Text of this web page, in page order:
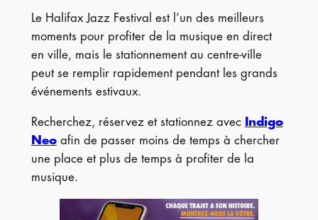
Le Halifax Jazz Festival est l’un des meilleurs
moments pour profiter de la musique en direct
en ville, mais le stationnement au centre-ville
peut se remplir rapidement pendant les grands
événements estivaux.
Recherchez, réservez et stationnez avec
Indigo
Neoafin de passer moins de temps à chercher
une place et plus de temps à profiter de la
musique.